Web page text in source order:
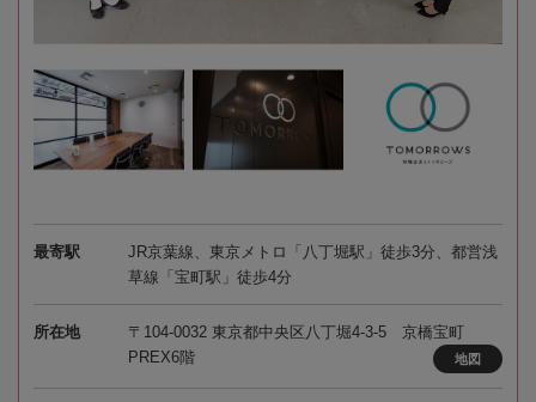
最寄駅
JR京葉線、東京メトロ「八丁堀駅」徒歩3分、都営浅
草線「宝町駅」徒歩4分
所在地
〒104-0032 東京都中央区八丁堀4-3-5 京橋宝町
PREX6階
地図